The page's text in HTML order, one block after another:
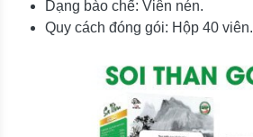
Dạng bào chế: Viên nén.
Quy cách đóng gói: Hộp 40 viên.